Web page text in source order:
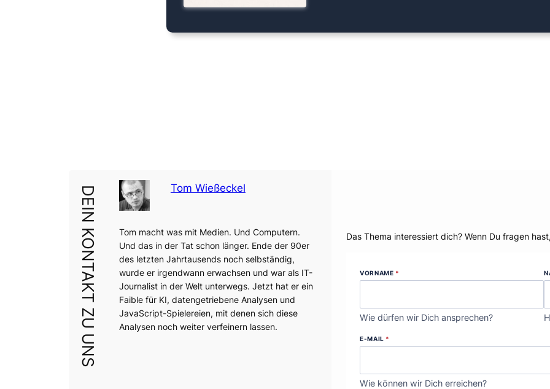
DEIN KONTAKT ZU UNS Tom Wießeckel
Tom macht was mit Medien. Und Computern.
Und das in der Tat schon länger. Ende der 90er
des letzten Jahrtausends noch selbständig,
wurde er irgendwann erwachsen und war als IT-
Journalist in der Welt unterwegs. Jetzt hat er ein
Faible für KI, datengetriebene Analysen und
JavaScript-Spielereien, mit denen sich diese
Analysen noch weiter verfeinern lassen.
Das Thema interessiert dich? Wenn Du fragen
VORNAME *
Wie dürfen wir Dich ansprechen?
E-MAIL *
Wie können wir Dich erreichen?